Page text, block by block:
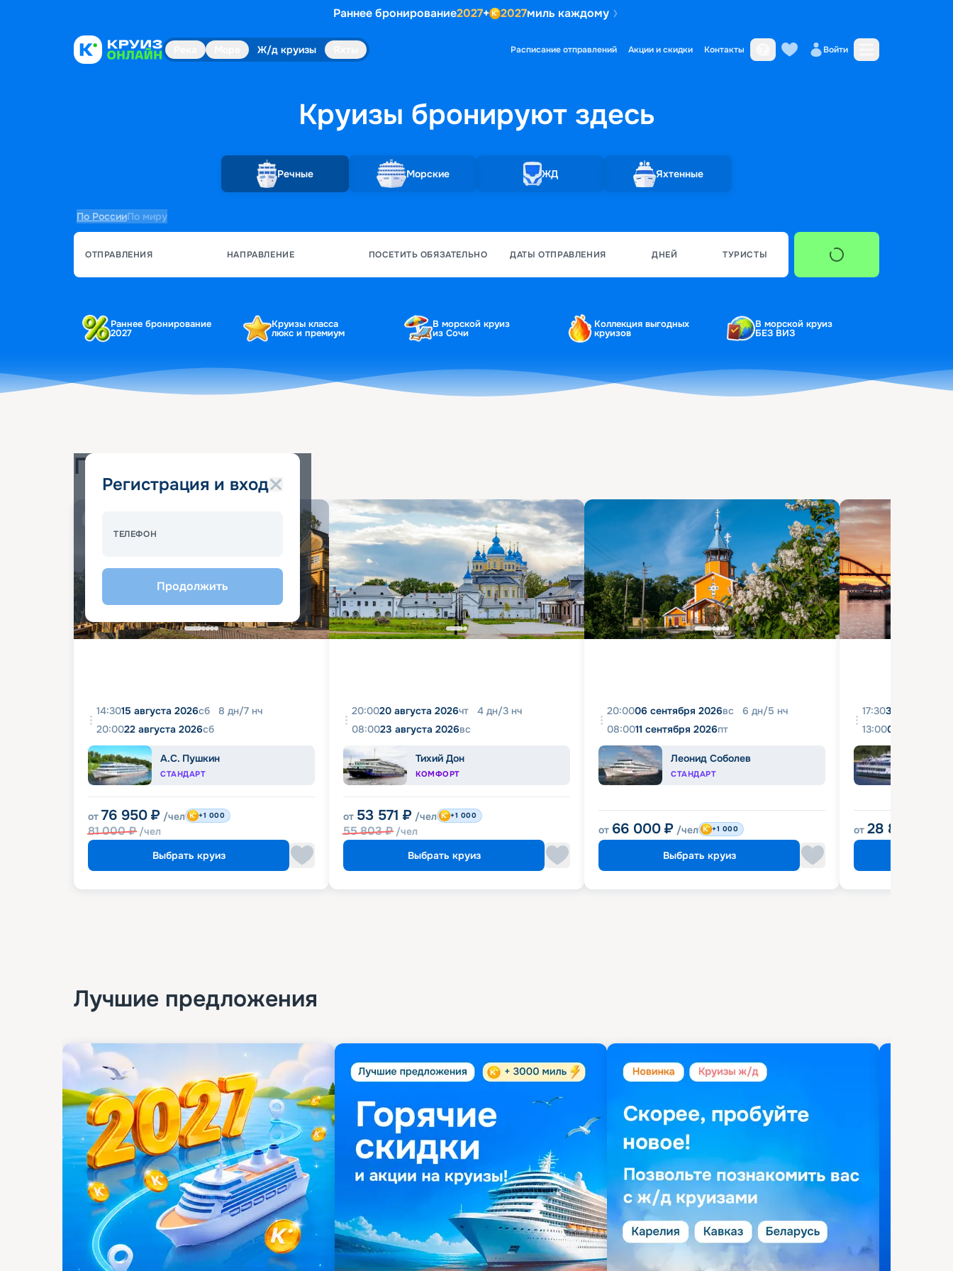
Раннее бронирование2027+ 2027миль каждому
Ж/д круизы Расписание отправлений Акции и скидки Контакты Войти
Круизы бронируютздесь
Речные Морские ЖД Яхтенные
По РоссииПо миру
ОТПРАВЛЕНИЯ НАПРАВЛЕНИЕ ПОСЕТИТЬ ОБЯЗАТЕЛЬНО ДАТЫ ОТПРАВЛЕНИЯ ДНЕЙ ТУРИСТЫ
Раннее бронирование
2027
Круизы класса
люкс и премиум
В морской круиз
из Сочи
Коллекция выгодных
круизов
В морской круиз
БЕЗ ВИЗ
Регистрация и вход
ТЕЛЕФОН
Продолжить
Популярные круизы
14:3015 августа 2026сб 8 дн/7 нч
20:0022 августа 2026сб
А.С. Пушкин
СТАНДАРТ
от 76 950 ₽ /чел
81 000₽ /чел
+1 000
Выбрать круиз
20:0020 августа 2026чт 4 дн/3 нч
08:0023 августа 2026вс
Тихий Дон
КОМФОРТ
от 53 571 ₽ /чел
55 803₽ /чел
+1 000
Выбрать круиз
20:0006 сентября 2026вс 6 дн/5 нч
08:0011 сентября 2026пт
Леонид Соболев
СТАНДАРТ
от 66 000 ₽ /чел +1 000
Выбрать круиз
17:3031 августа
13:0004 сентября
от 28 800
Лучшие предложения